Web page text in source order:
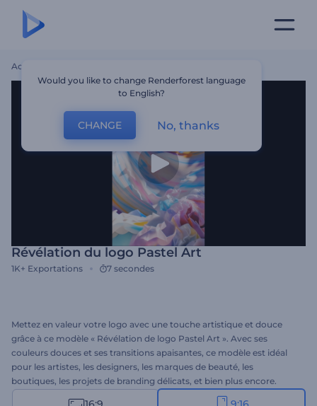
Accueil
Révélation du logo Pastel Art
1K+ Exportations 7 secondes
Mettez en valeur votre logo avec une touche artistique et douce
grâce à ce modèle « Révélation de logo Pastel Art ». Avec ses
couleurs douces et ses transitions apaisantes, ce modèle est idéal
pour les artistes, les designers, les marques de beauté, les
boutiques, les projets de branding délicats, et bien plus encore.
Facile à utiliser et rapide à créer, il vous permet de personnaliser
Would you like to change Renderforest language
to English?
CHANGE No, thanks